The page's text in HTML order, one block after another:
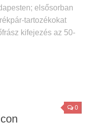
elsősorban
tartozékokat
kifejezés az 50-
0